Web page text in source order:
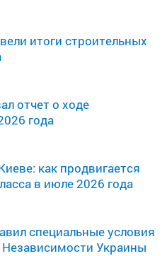
итоги строительных
отчет о ходе
года
как продвигается
в июле 2026 года
специальные условия
Украины